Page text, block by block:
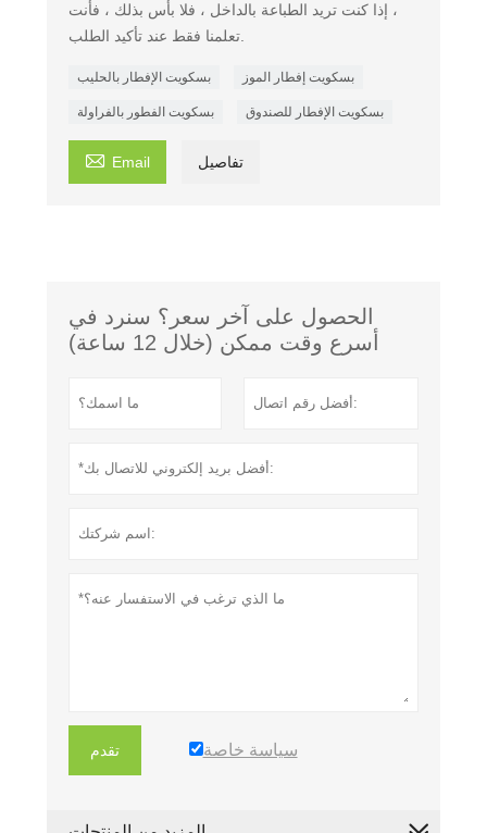
، إذا كنت تريد الطباعة بالداخل ، فلا بأس بذلك ، فأنت
تعلمنا فقط عند تأكيد الطلب.
بسكويت الإفطار بالحليب بسكويت إفطار الموز
بسكويت الفطور بالفراولة بسكويت الإفطار للصندوق
 Email تفاصيل
الحصول على آخر سعر؟ سنرد في
أسرع وقت ممكن (خلال 12 ساعة)
تقدم سياسة خاصة